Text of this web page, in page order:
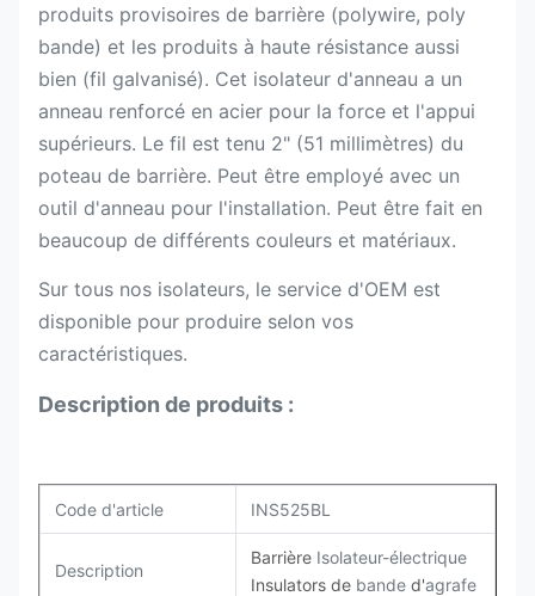
produits provisoires de barrière (polywire, poly
bande) et les produits à haute résistance aussi
bien (fil galvanisé). Cet isolateur d'anneau a un
anneau renforcé en acier pour la force et l'appui
supérieurs. Le fil est tenu 2" (51 millimètres) du
poteau de barrière. Peut être employé avec un
outil d'anneau pour l'installation. Peut être fait en
beaucoup de différents couleurs et matériaux.
Sur tous nos isolateurs, le service d'OEM est
disponible pour produire selon vos
caractéristiques.
Description de produits :
Code d'article INS525BL
Description
Barrière Isolateur-électrique
Insulators de bande d'agrafe